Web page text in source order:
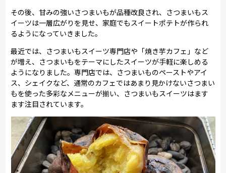
その後、甘みの強いさつまいもが品種改良され、さつまいもス
イーツは一層広がりを見せ、家庭でもスイートポテトが作られ
るようになっていきました。
最近では、さつまいもスイーツ専門店や「焼き芋カフェ」など
が増え、さつまいもをテーマにしたスイーツが手軽に楽しめる
ようになりました。専門店では、さつまいものペーストやアイ
ス、シェイクなど、通常のカフェではあまり見かけないさつまい
もを使った多彩なメニューが揃い、さつまいもスイーツはます
ます注目されています。